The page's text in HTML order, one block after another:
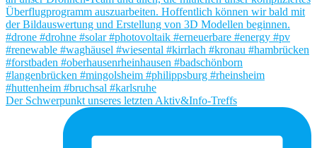
Der Schwerpunkt unseres letzten Aktiv&Info-Treffs